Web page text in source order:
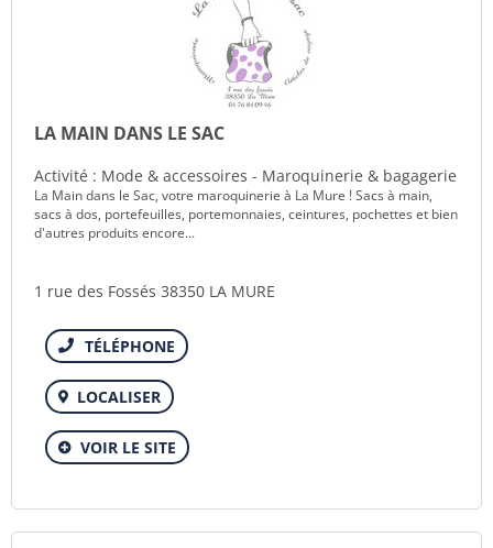
LA MAIN DANS LE SAC
Activité : Mode & accessoires - Maroquinerie & bagagerie
La Main dans le Sac, votre maroquinerie à La Mure ! Sacs à main,
sacs à dos, portefeuilles, portemonnaies, ceintures, pochettes et bien
d'autres produits encore...
1 rue des Fossés 38350 LA MURE
Téléphone
LOCALISER
VOIR LE SITE